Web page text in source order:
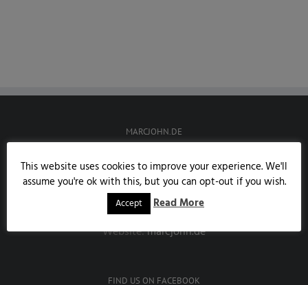
MARCJOHN.DE
Austrasse 85
53343 Wachtberg
Handy:0171/7858190
E-Mail:info@marcjohn.de
Website:marcjohn.de
FIND US ON FACEBOOK
This website uses cookies to improve your experience. We'll
assume you're ok with this, but you can opt-out if you wish.
Accept Read More